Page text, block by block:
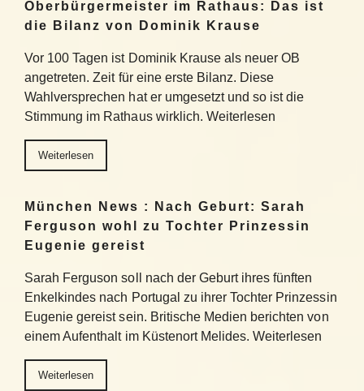
Oberbürgermeister im Rathaus: Das ist
die Bilanz von Dominik Krause
Vor 100 Tagen ist Dominik Krause als neuer OB
angetreten. Zeit für eine erste Bilanz. Diese
Wahlversprechen hat er umgesetzt und so ist die
Stimmung im Rathaus wirklich. Weiterlesen
Weiterlesen
München News : Nach Geburt: Sarah
Ferguson wohl zu Tochter Prinzessin
Eugenie gereist
Sarah Ferguson soll nach der Geburt ihres fünften
Enkelkindes nach Portugal zu ihrer Tochter Prinzessin
Eugenie gereist sein. Britische Medien berichten von
einem Aufenthalt im Küstenort Melides. Weiterlesen
Weiterlesen